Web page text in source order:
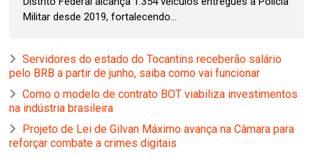
Militar desde 2019, fortalecendo...
Servidores do estado do Tocantins receberão salário
pelo BRB a partir de junho, saiba como vai funcionar
Como o modelo de contrato BOT viabiliza investimentos
na indústria brasileira
Projeto de Lei de Gilvan Máximo avança na Câmara para
reforçar combate a crimes digitais